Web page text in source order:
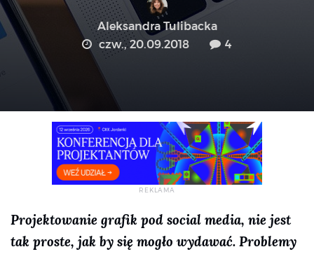
Aleksandra Tulibacka
czw., 20.09.2018
4
Projektowanie grafik pod social media, nie jest
tak proste, jak by się mogło wydawać. Problemy